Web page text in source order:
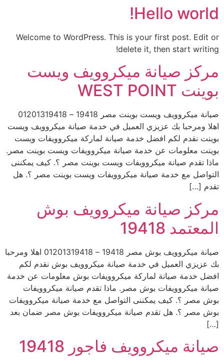
Hello world!
Welcome to WordPress. This is your first post. Edit or
delete it, then start writing!
مركز صيانة ميكروويف ويست
بوينت WEST POINT
صيانة ميكروويف ويست بوينت مصر 19418 – 01201319418
اهلا ومرحبا بك عزيزي العميل في خدمة صيانة ميكروويف ويست
بوينت نقدم لكم افضل خدمة صيانة لماركة ميكروويفات ويست
بوينت معلومات عن خدمة صيانة ميكروويفات ويست بوينت مصر.
ماذا تقدم صيانة ميكروويفات ويست بوينت مصر ؟. كيف يمكننى
التواصل مع خدمة صيانة ميكروويفات ويست بوينت مصر ؟. هل
تقدم […]
مركز صيانة ميكروويف بوش
المعتمد 19418
صيانة ميكروويف بوش مصر 19418 – 01201319418 اهلا ومرحبا
بك عزيزي العميل في خدمة صيانة ميكروويف بوش نقدم لكم
افضل خدمة صيانة لماركة ميكروويفات بوش معلومات عن خدمة
صيانة ميكروويفات بوش مصر. ماذا تقدم صيانة ميكروويفات
بوش مصر ؟. كيف يمكننى التواصل مع خدمة صيانة ميكروويفات
بوش مصر ؟. هل تقدم صيانة ميكروويفات بوش مصر ضمان بعد
[…]
صيانة ميكروويف فاجور 19418